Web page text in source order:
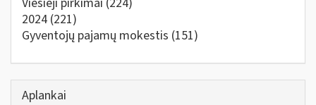
2024 (221)
Gyventojų pajamų mokestis (151)
Aplankai